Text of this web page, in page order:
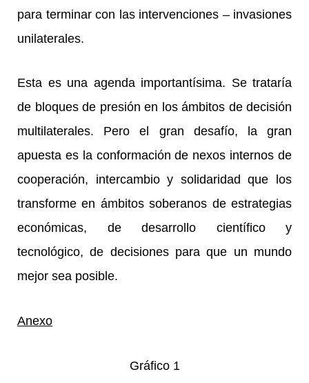
para terminar con las intervenciones – invasiones
unilaterales.
Esta es una agenda importantísima. Se trataría
de bloques de presión en los ámbitos de decisión
multilaterales. Pero el gran desafío, la gran
apuesta es la conformación de nexos internos de
cooperación, intercambio y solidaridad que los
transforme en ámbitos soberanos de estrategias
económicas, de desarrollo científico y
tecnológico, de decisiones para que un mundo
mejor sea posible.
Anexo
Gráfico 1